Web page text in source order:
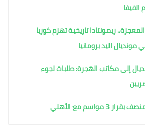
ريمونتادا تاريخية تهزم كوريا
إلى مكاتب الهجرة: طلبات لجوء
3 مواسم مع الأهلي